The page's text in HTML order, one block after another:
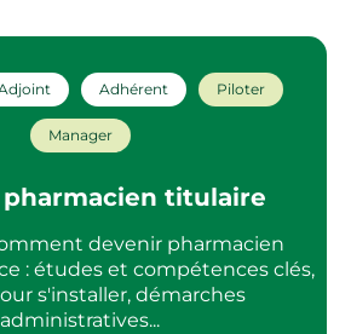
Adhérent Piloter
Manager
titulaire
devenir pharmacien
: études et compétences clés,
s'installer, démarches
administratives...